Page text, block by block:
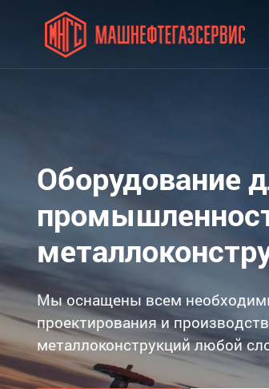
Оборудование
Мы оснащены всем
проектирования и
металлоконструкций любой